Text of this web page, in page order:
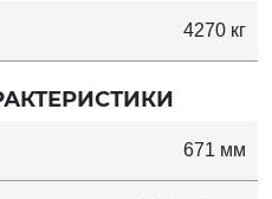
4270 кг
671 мм